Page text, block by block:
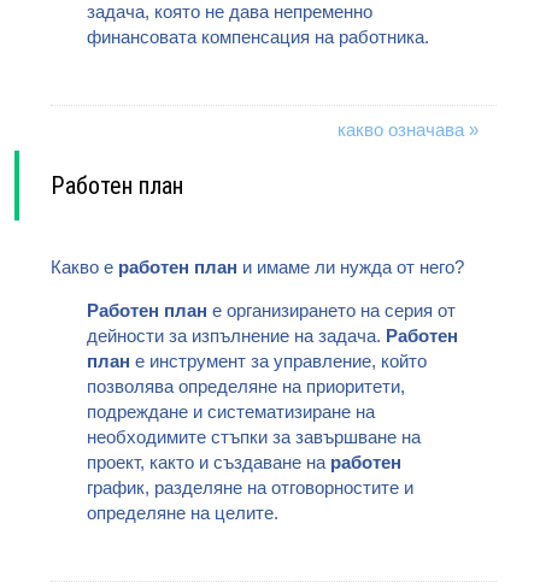
задача, която не дава непременно
финансовата компенсация на работника.
какво означава »
Работен план
Какво е работен план и имаме ли нужда от него?
Работен план е организирането на серия от
дейности за изпълнение на задача. Работен
план е инструмент за управление, който
позволява определяне на приоритети,
подреждане и систематизиране на
необходимите стъпки за завършване на
проект, както и създаване на работен
график, разделяне на отговорностите и
определяне на целите.